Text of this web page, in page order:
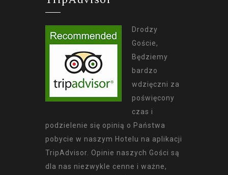
Drodzy
Goście,
Będziemy
bardzo
wdzięczni za
poświęcony
czas i
podzielenie się opinią o Państwa
pobycie w naszym Hotelu na aplikacji
TripAdvisor. Opinie naszych Gości są
dla nas niezwykle cenne i ważne,